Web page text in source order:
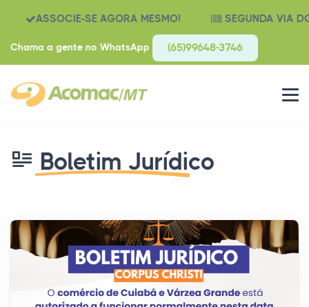
ASSOCIE-SE AGORA MESMO! SEGUNDA VIA
Chama a gente no WhatsApp (65)99648-3746
Boletim Jurídico